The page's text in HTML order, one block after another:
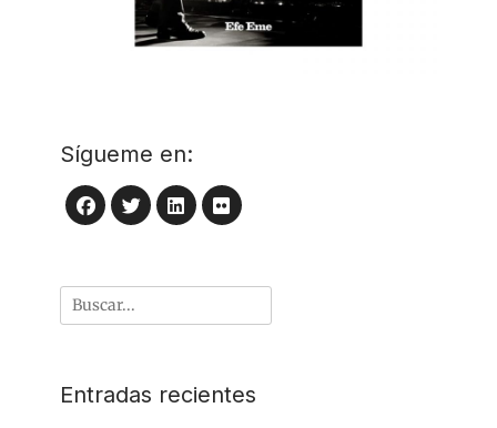
Sígueme en:
Facebook
Twitter
LinkedIn
Flickr
Buscar
Entradas recientes